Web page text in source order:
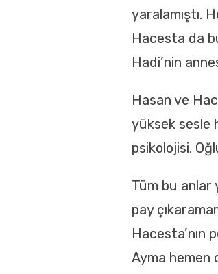
yaralamıştı.
Hacesta da
Hadi’nin
Hasan ve
yüksek sesle
psikolojisi.
Tüm bu anlar
pay
Hacesta’nın
Ayma hemen